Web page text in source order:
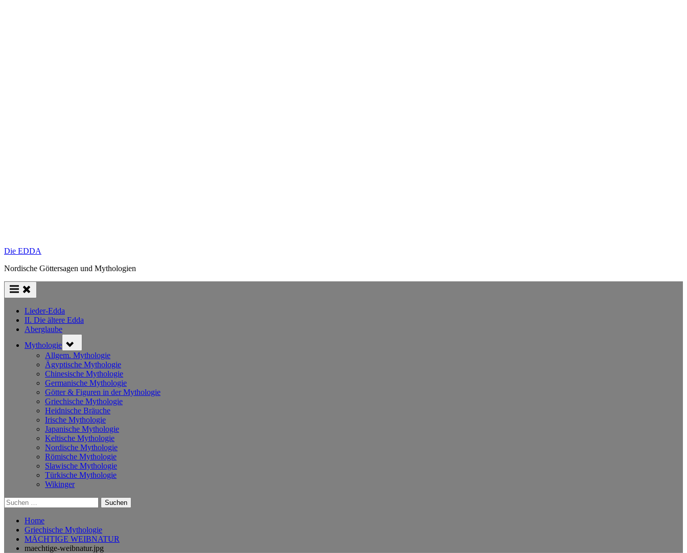
Die EDDA
Nordische Göttersagen und Mythologien
Lieder-Edda
II. Die ältere Edda
Aberglaube
Mythologie sub-
menu
Allgem. Mythologie
Ägyptische Mythologie
Chinesische Mythologie
Germanische Mythologie
Götter & Figuren in der Mythologie
Griechische Mythologie
Heidnische Bräuche
Irische Mythologie
Japanische Mythologie
Keltische Mythologie
Nordische Mythologie
Römische Mythologie
Slawische Mythologie
Türkische Mythologie
Wikinger
Suchen
nach:
Home
Griechische Mythologie
MÄCHTIGE WEIBNATUR
maechtige-weibnatur.jpg